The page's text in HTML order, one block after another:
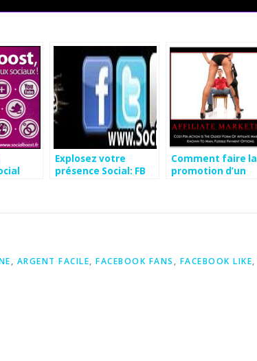
Explosez votre
présence Social: FB
Comment faire la
promotion d’un
, ARGENT FACILE, FACEBOOK FANS , FACEBOOK LIKE,